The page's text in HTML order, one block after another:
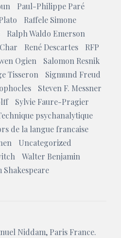
Paul-Philippe Paré
Raffele Simone
Ralph Waldo Emerson
René Descartes
RFP
Ogien
Salomon Resnik
Tisseron
Sigmund Freud
Steven F. Messner
Sylvie Faure-Pragier
psychanalytique
de la langue francaise
Uncategorized
Walter Benjamin
Shakespeare
Niddam, Paris France.